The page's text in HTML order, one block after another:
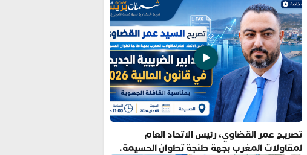
تصريح عمر القضاوي، رئيس الاتحاد العام
لمقاولات المغرب بجهة طنجة تطوان الحسيمة.